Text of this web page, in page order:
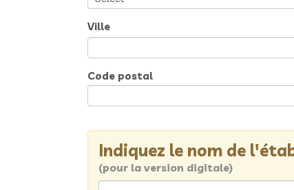
Ville
Code postal
Indiquez le nom de
(pour la version digitale)